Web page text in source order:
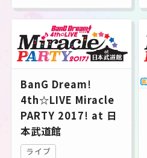
BanG Dream!
4th☆LIVE Miracle
PARTY 2017! at 日
本武道館
ライブ